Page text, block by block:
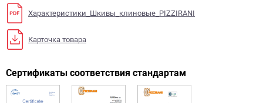
Характеристики_Шкивы_клиновые_PIZZIRANI
Карточка товара
Сертификаты соответствия стандартам